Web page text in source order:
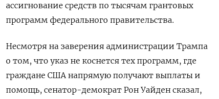
ассигнование средств по тысячам грантовых
программ федерального правительства.
Несмотря на заверения администрации Трампа
о том, что указ не коснется тех программ, где
граждане США напрямую получают выплаты и
помощь, сенатор-демократ Рон Уайден сказал,